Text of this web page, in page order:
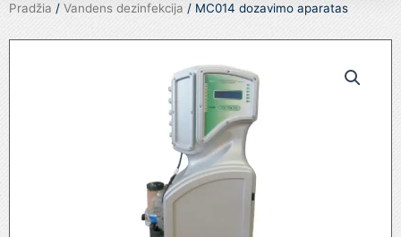
Pradžia / Vandens dezinfekcija / MC014 dozavimo aparatas